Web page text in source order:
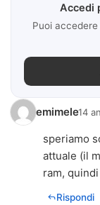
Accedi
Puoi
emimele14
speriamo
attuale (il
ram,
Rispondi